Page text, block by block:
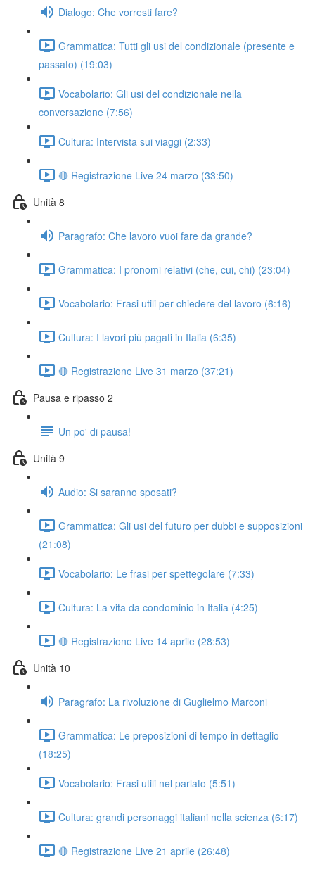
Dialogo: Che vorresti fare?
Grammatica: Tutti gli usi del condizionale (presente e
passato) (19:03)
Vocabolario: Gli usi del condizionale nella
conversazione (7:56)
Cultura: Intervista sui viaggi (2:33)
🔴 Registrazione Live 24 marzo (33:50)
Unità 8
Paragrafo: Che lavoro vuoi fare da grande?
Grammatica: I pronomi relativi (che, cui, chi) (23:04)
Vocabolario: Frasi utili per chiedere del lavoro (6:16)
Cultura: I lavori più pagati in Italia (6:35)
🔴 Registrazione Live 31 marzo (37:21)
Pausa e ripasso 2
Un po' di pausa!
Unità 9
Audio: Si saranno sposati?
Grammatica: Gli usi del futuro per dubbi e supposizioni
(21:08)
Vocabolario: Le frasi per spettegolare (7:33)
Cultura: La vita da condominio in Italia (4:25)
🔴 Registrazione Live 14 aprile (28:53)
Unità 10
Paragrafo: La rivoluzione di Guglielmo Marconi
Grammatica: Le preposizioni di tempo in dettaglio
(18:25)
Vocabolario: Frasi utili nel parlato (5:51)
Cultura: grandi personaggi italiani nella scienza (6:17)
🔴 Registrazione Live 21 aprile (26:48)